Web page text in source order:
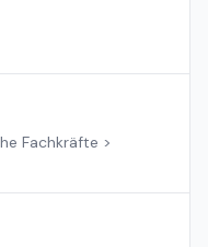
Fachkräfte >